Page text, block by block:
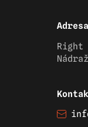
Adresa
Right